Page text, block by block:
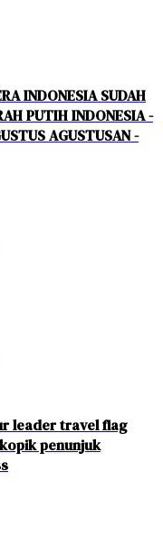
INDONESIA SUDAH
PUTIH INDONESIA -
AGUSTUSAN -
leader travel flag
penunjuk